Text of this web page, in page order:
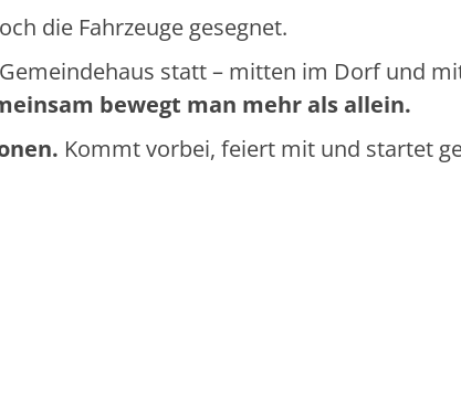
die Fahrzeuge gesegnet.
statt – mitten im Dorf und
bewegt man mehr als allein.
Kommt vorbei, feiert mit und startet